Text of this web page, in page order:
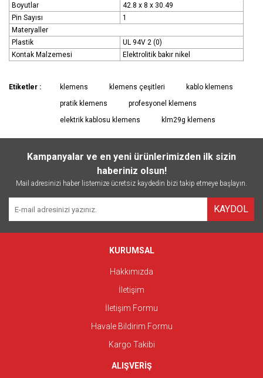
Boyutlar
42.8 x 8 x 30.49
Pin Sayısı
1
Materyaller
Plastik
UL 94V 2 (0)
Kontak Malzemesi
Elektrolitik bakır nikel
Etiketler : klemens klemens çeşitleri
kablo klemens
pratik klemens
profesyonel klemens
elektrik kablosu klemens
klm29g klemens
Kampanyalar ve en yeni ürünlerimizden ilk sizin
haberiniz olsun!
Mail adresinizi haber listemize ücretsiz kaydedin bizi takip etmeye başlayın.
KAYDOL
KURUMSAL
Hakkımızda
İletişim
İletişim Formu
Havale Bildirim Formu
Kargo Takibi
ALIŞVERİŞ